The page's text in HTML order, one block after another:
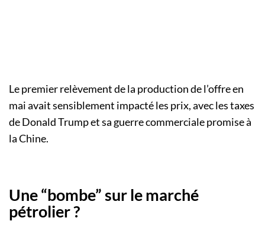
Le premier relèvement de la production de l’offre en
mai avait sensiblement impacté les prix, avec les taxes
de Donald Trump et sa guerre commerciale promise à
la Chine.
Une “bombe” sur le marché
pétrolier ?